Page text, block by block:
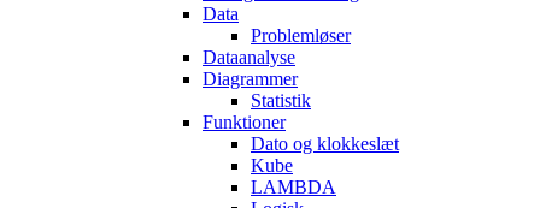
Data
Problemløser
Dataanalyse
Diagrammer
Statistik
Funktioner
Dato og klokkeslæt
Kube
LAMBDA